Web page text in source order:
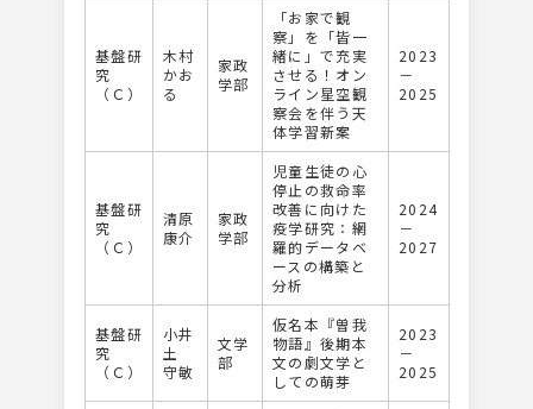
基盤研
究
（Ｃ）
木村
かお
る
家政
学部
「お家で観
察」を「皆⼀
緒に」で充実
させる！オン
ライン星空観
察会を伴う天
体学習新案
2023
－
2025
基盤研
究
（Ｃ）
清原
康介
家政
学部
児童生徒の心
停止の救命率
改善に向けた
疫学研究：網
羅的データベ
ースの構築と
分析
2024
－
2027
基盤研
究
（Ｃ）
小井
土
守敏
文学
部
仮名本『曽我
物語』後期本
⽂の劇⽂学と
しての萌芽
2023
－
2025